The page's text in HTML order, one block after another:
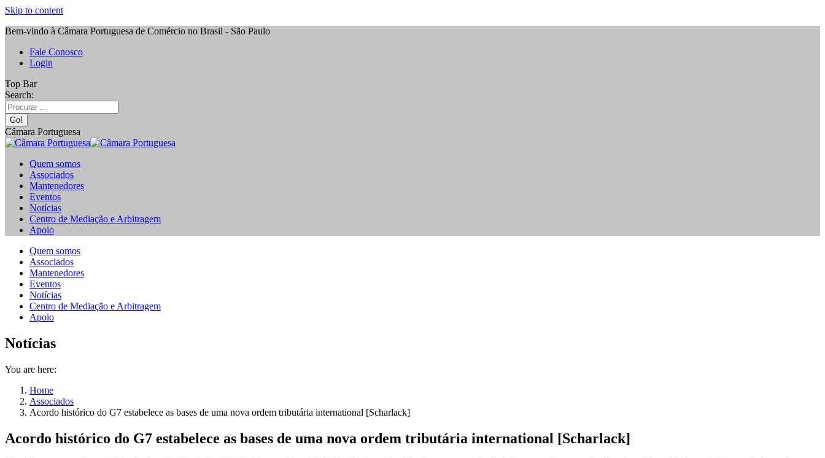
Skip to content
Bem-vindo à Câmara Portuguesa de Comércio no Brasil - São Paulo
Fale Conosco
Login
Top Bar
Search:
Câmara Portuguesa
Quem somos
Associados
Mantenedores
Eventos
Notícias
Centro de Mediação e Arbitragem
Apoio
Quem somos
Associados
Mantenedores
Eventos
Notícias
Centro de Mediação e Arbitragem
Apoio
Notícias
You are here:
Home
Associados
Acordo histórico do G7 estabelece as bases de uma nova ordem tributária international [Scharlack]
Acordo histórico do G7 estabelece as bases de uma nova ordem tributária international [Scharlack]